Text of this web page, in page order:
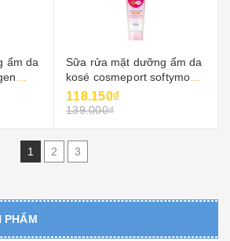
ẩm da
Sữa rửa mặt dưỡng ẩm da
kosé cosmeport softymo
acid hyaluronic 190g
118.150₫
139.000₫
1 2 3
PHẨM